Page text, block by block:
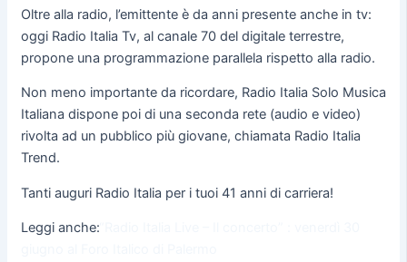
Oltre alla radio, l’emittente è da anni presente anche in tv:
oggi Radio Italia Tv, al canale 70 del digitale terrestre,
propone una programmazione parallela rispetto alla radio.
Non meno importante da ricordare, Radio Italia Solo Musica
Italiana dispone poi di una seconda rete (audio e video)
rivolta ad un pubblico più giovane, chiamata Radio Italia
Trend.
Tanti auguri Radio Italia per i tuoi 41 anni di carriera!
Leggi anche:“Radio Italia Live – Il concerto” : venerdì 30